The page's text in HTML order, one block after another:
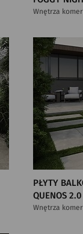
Wnętrza
PŁYTY
QUENOS 2.0
Wnętrza